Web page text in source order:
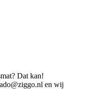
Dat kan!
en wij